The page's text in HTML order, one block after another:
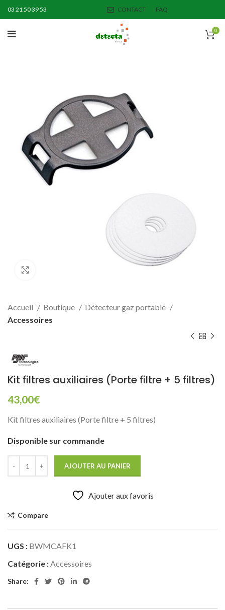
03 21 50 39 53 CONTACT FAQ
0
Accueil Boutique
Détecteur gaz portable
Accessoires
Kit filtres auxiliaires (Porte filtre + 5 filtres)
43,00€
Kit filtres auxiliaires (Porte filtre + 5 filtres)
Disponible sur commande
AJOUTER AU PANIER
Ajouter aux favoris
Compare
UGS : BWMCAFK1
Catégorie :Accessoires
Share: